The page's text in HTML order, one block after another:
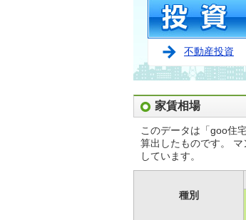
不動産投資
家賃相場
このデータは「goo住
算出したものです。
しています。
種別